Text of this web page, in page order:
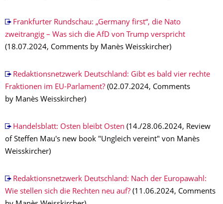
Frankfurter Rundschau: „Germany first“, die Nato
zweitrangig – Was sich die AfD von Trump verspricht
(18.07.2024, Comments by Manès Weisskircher)
Redaktionsnetzwerk Deutschland: Gibt es bald vier rechte
Fraktionen im EU-Parlament? (02.07.2024, Comments
by Manès Weisskircher)
Handelsblatt: Osten bleibt Osten (14./28.06.2024, Review
of Steffen Mau's new book "Ungleich vereint" von Manès
Weisskircher)
Redaktionsnetzwerk Deutschland: Nach der Europawahl:
Wie stellen sich die Rechten neu auf? (11.06.2024, Comments